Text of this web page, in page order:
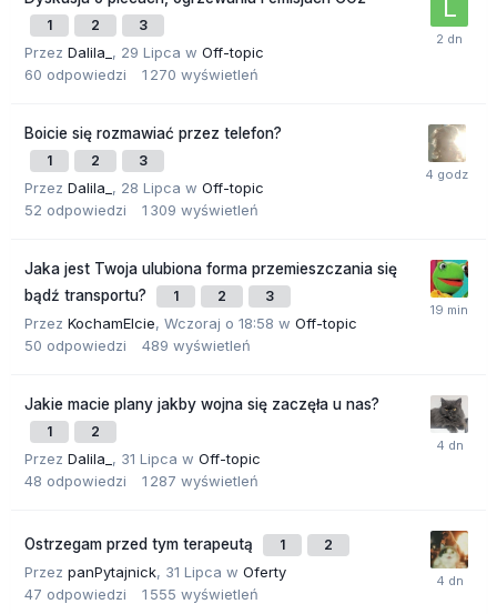
1 2 3
Przez Dalila_ , 29 Lipca w Off-topic
60 odpowiedzi 1 270 wyświetleń
Boicie się rozmawiać przez telefon?
1 2 3
Przez Dalila_ , 28 Lipca w Off-topic
52 odpowiedzi 1 309 wyświetleń
Jaka jest Twoja ulubiona forma przemieszczania się
bądź transportu?
1 2 3
Przez KochamElcie, Wczoraj o 18:58 w Off-topic
50 odpowiedzi 489 wyświetleń
Jakie macie plany jakby wojna się zaczęła u nas?
1 2
Przez Dalila_ , 31 Lipca w Off-topic
48 odpowiedzi 1 287 wyświetleń
Ostrzegam przed tym terapeutą 1 2
Przez panPytajnick, 31 Lipca w Oferty
47 odpowiedzi 1 555 wyświetleń